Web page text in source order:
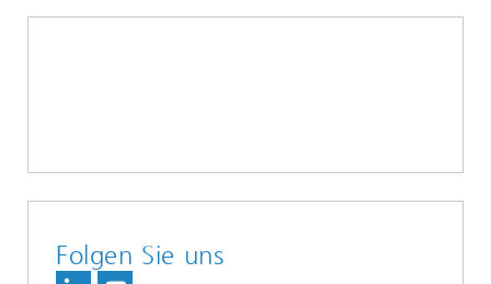
Folgen Sie uns